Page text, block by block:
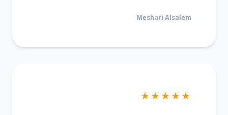
Meshari Alsalem
★★★★★